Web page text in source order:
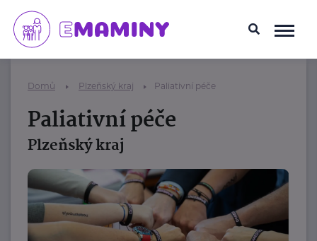
Domů Plzeňský kraj Paliativní péče
Paliativní péče
Plzeňský kraj